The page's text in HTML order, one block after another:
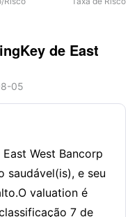
de East
05
West Bancorp
saudável(is), e seu
valuation é
7 de